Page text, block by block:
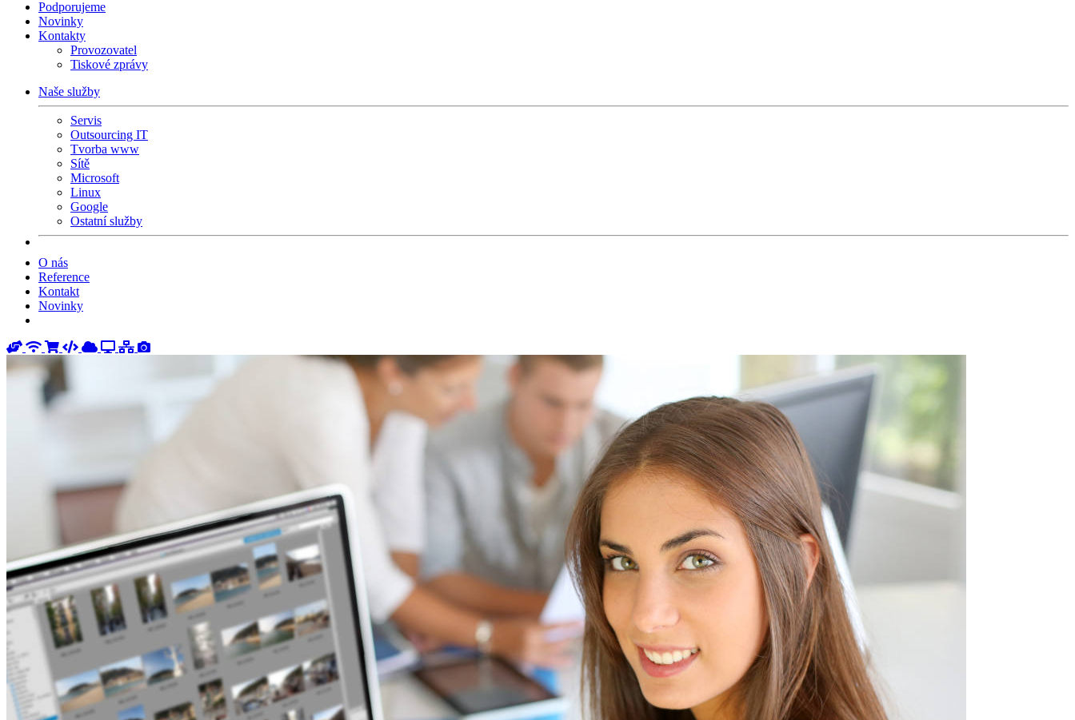
Podporujeme
Novinky
Kontakty
Provozovatel
Tiskové zprávy
Naše služby
Servis
Outsourcing IT
Tvorba www
Sítě
Microsoft
Linux
Google
Ostatní služby
O nás
Reference
Kontakt
Novinky